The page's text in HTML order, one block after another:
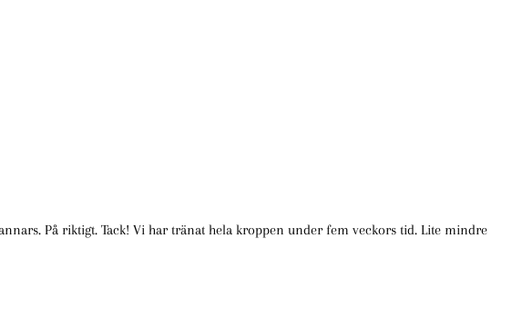
På riktigt. Tack! Vi har tränat hela kroppen under fem veckors tid. Lite mindre